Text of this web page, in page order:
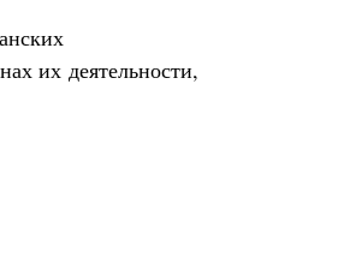
их деятельности,